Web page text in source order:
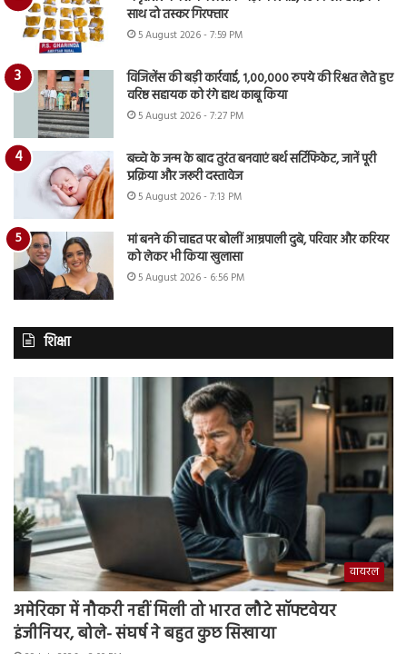
साथ दो तस्कर गिरफ्तार
5 August 2026 - 7:59 PM
विजिलेंस की बड़ी कार्रवाई, 1,00,000 रुपये की रिश्वत लेते हुए
वरिष्ठ सहायक को रंगे हाथ काबू किया
5 August 2026 - 7:27 PM
बच्चे के जन्म के बाद तुरंत बनवाएं बर्थ सर्टिफिकेट, जानें पूरी
प्रक्रिया और जरूरी दस्तावेज
5 August 2026 - 7:13 PM
मां बनने की चाहत पर बोलीं आम्रपाली दुबे, परिवार और करियर
को लेकर भी किया खुलासा
5 August 2026 - 6:56 PM
शिक्षा
वायरल
अमेरिका में नौकरी नहीं मिली तो भारत लौटे सॉफ्टवेयर
इंजीनियर, बोले- संघर्ष ने बहुत कुछ सिखाया